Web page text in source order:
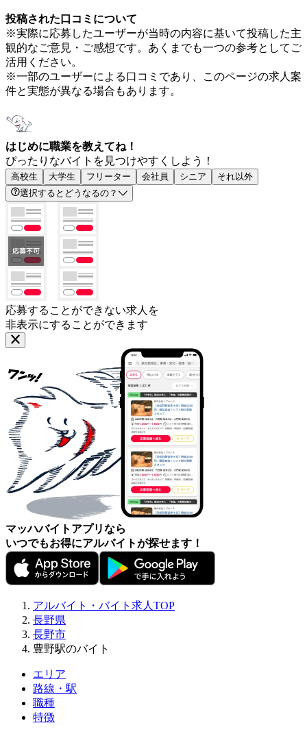
投稿された口コミについて
※実際に応募したユーザーが当時の内容に基いて投稿した主
観的なご意見・ご感想です。あくまでも一つの参考としてご
活用ください。
※一部のユーザーによる口コミであり、このページの求人案
件と実態が異なる場合もあります。
はじめに職業を教えてね！
ぴったりなバイトを見つけやすくしよう！
高校生 大学生 フリーター 会社員 シニア
それ以外
選択するとどうなるの？
応募することができない求人を
非表示にすることができます
マッハバイトアプリなら
いつでもお得にアルバイトが探せます！
アルバイト・バイト求人TOP
長野県
長野市
豊野駅のバイト
エリア
路線・駅
職種
特徴